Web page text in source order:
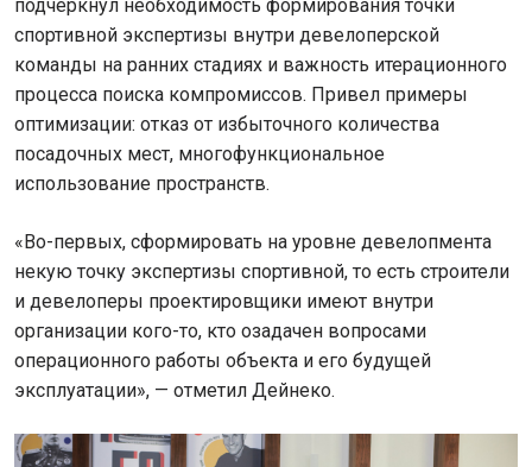
подчеркнул необходимость формирования точки
спортивной экспертизы внутри девелоперской
команды на ранних стадиях и важность итерационного
процесса поиска компромиссов. Привел примеры
оптимизации: отказ от избыточного количества
посадочных мест, многофункциональное
использование пространств.
«Во-первых, сформировать на уровне девелопмента
некую точку экспертизы спортивной, то есть строители
и девелоперы проектировщики имеют внутри
организации кого-то, кто озадачен вопросами
операционного работы объекта и его будущей
эксплуатации», — отметил Дейнеко.